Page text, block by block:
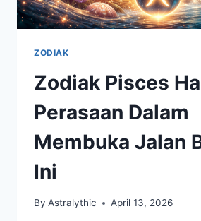
ZODIAK
Zodiak Pisces
Perasaan Dalam
Membuka Jalan
Ini
By Astralythic April 13, 2026